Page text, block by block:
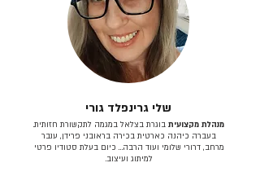
שלי גרינפלד גורי
מנהלת מקצועית בוגרת בצלאל במגמה לתקשורת חזותית.
בעברה כיהנה כארטית בכירה בראובני פרידן, ענבר
מרחב, דרורי שלומי ועוד הרבה… כיום בעלת סטודיו פרטי
למיתוג ועיצוב.